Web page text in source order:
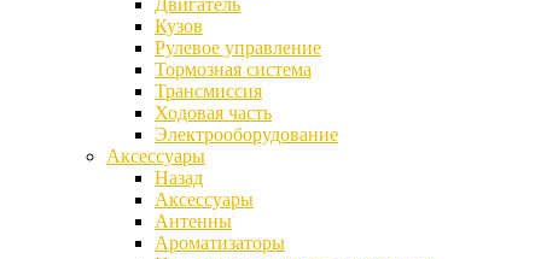
Двигатель
Кузов
Рулевое управление
Тормозная система
Трансмиссия
Ходовая часть
Электрооборудование
Аксессуары
Назад
Аксессуары
Антенны
Ароматизаторы